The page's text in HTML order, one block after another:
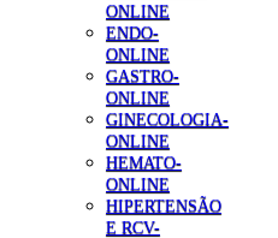
ONLINE
ENDO-
ONLINE
GASTRO-
ONLINE
GINECOLOGIA-
ONLINE
HEMATO-
ONLINE
HIPERTENSÃO
E RCV-